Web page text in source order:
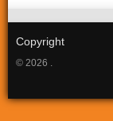
Copyright
© 2026 .